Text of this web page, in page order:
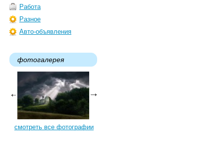
Работа
Разное
Авто-объявления
фотогалерея
смотреть все фотографии